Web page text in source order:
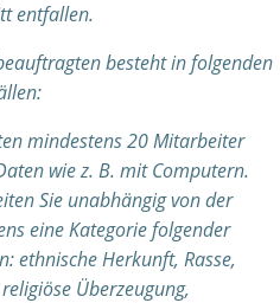
entfallen.
besteht in folgenden
mindestens 20 Mitarbeiter
wie z. B. mit Computern.
Sie unabhängig von der
eine Kategorie folgender
ethnische Herkunft, Rasse,
Überzeugung,